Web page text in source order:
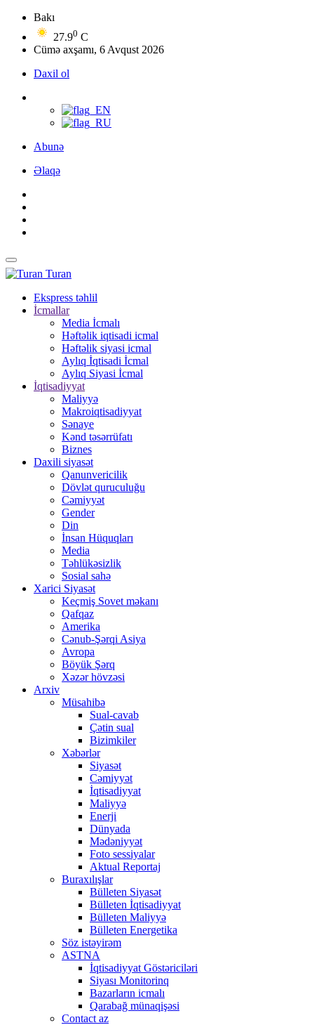
Bakı
27.90 C
Cümə axşamı, 6 Avqust 2026
Daxil ol
Abunə
Əlaqə
Turan
Ekspress təhlil
İcmallar
Media İcmalı
Həftəlik iqtisadi icmal
Həftəlik siyasi icmal
Aylıq İqtisadi İcmal
Aylıq Siyasi İcmal
İqtisadiyyat
Maliyyə
Makroiqtisadiyyat
Sənaye
Kənd təsərrüfatı
Biznes
Daxili siyasət
Qanunvericilik
Dövlət quruculuğu
Cəmiyyət
Gender
Din
İnsan Hüquqları
Media
Təhlükəsizlik
Sosial sahə
Xarici Siyasət
Keçmiş Sovet məkanı
Qafqaz
Amerika
Cənub-Şərqi Asiya
Avropa
Böyük Şərq
Xəzər hövzəsi
Arxiv
Müsahibə
Sual-cavab
Çətin sual
Bizimkiler
Xəbərlər
Siyasət
Cəmiyyət
İqtisadiyyat
Maliyyə
Enerji
Dünyada
Mədəniyyət
Foto sessiyalar
Aktual Reportaj
Buraxılışlar
Bülleten Siyasət
Bülleten İqtisadiyyat
Bülleten Maliyyə
Bülleten Energetika
Söz istəyirəm
ASTNA
İqtisadiyyat Göstəriciləri
Siyası Monitorinq
Bazarların icmalı
Qarabağ münaqişəsi
Contact az